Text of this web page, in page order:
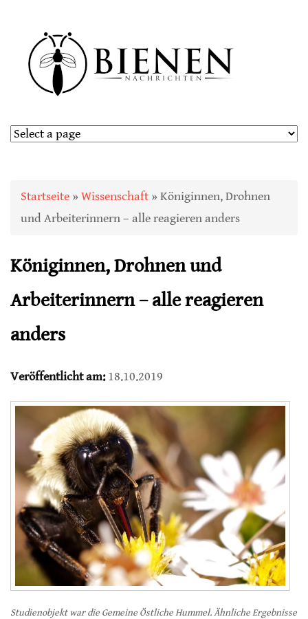
Sie sind hier
Startseite » Wissenschaft » Königinnen, Drohnen
und Arbeiterinnern – alle reagieren anders
Königinnen, Drohnen und
Arbeiterinnern – alle reagieren
anders
Veröffentlicht am:18.10.2019
Studienobjekt war die Gemeine Östliche Hummel. Ähnliche Ergebnisse